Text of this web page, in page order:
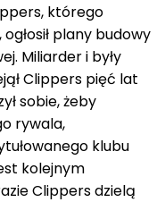
którego
plany budowy
Miliarder i były
Clippers pięć lat
sobie, żeby
rywala,
klubu
kolejnym
Clippers dzielą